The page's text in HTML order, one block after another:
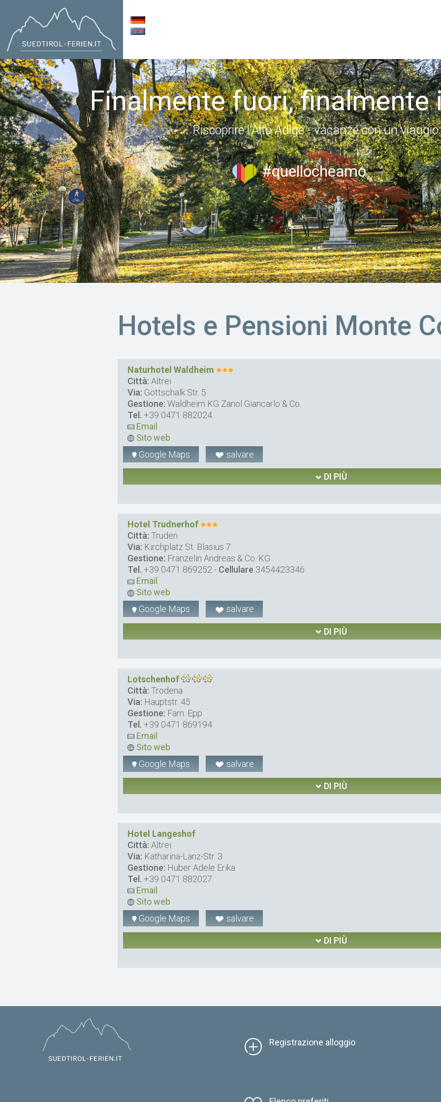
Finalmente fuori, finalmente
Riscoprire l'Alto Adige - vacanze con un viaggio
#quellocheamo
Hotels e Pensioni Monte
Naturhotel Waldheim
Città: Altrei
Via: Gottschalk Str. 5
Gestione: Waldheim KG Zanol Giancarlo & Co.
Tel. +39 0471 882024
Email
Sito web
Google Maps
salvare
DI PIÙ
Hotel Trudnerhof
Città: Truden
Via: Kirchplatz St. Blasius 7
Gestione: Franzelin Andreas & Co. KG
Tel. +39 0471 869252- Cellulare 3454423346
Email
Sito web
Google Maps
salvare
DI PIÙ
Lotschenhof
Città: Trodena
Via: Hauptstr. 45
Gestione: Fam. Epp
Tel. +39 0471 869194
Email
Sito web
Google Maps
salvare
DI PIÙ
Hotel Langeshof
Città: Altrei
Via: Katharina-Lanz-Str. 3
Gestione: Huber Adele Erika
Tel. +39 0471 882027
Email
Sito web
Google Maps
salvare
DI PIÙ
Registrazione alloggio